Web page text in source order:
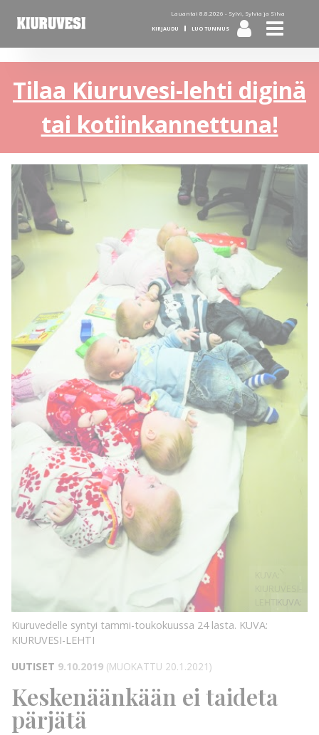
Lauantai 8.8.2026 - Sylvi, Sylvia ja Silva
KIRJAUDU LUO TUNNUS
Tilaa Kiuruvesi-lehti diginä
tai kotiinkannettuna!
KUVA:
Kiuruvedelle syntyi tammi-toukokuussa 24 lasta. KUVA:
KIURUVESI-LEHTI
UUTISET 9.10.2019 (MUOKATTU 20.1.2021)
Keskenäänkään ei taideta
pärjätä